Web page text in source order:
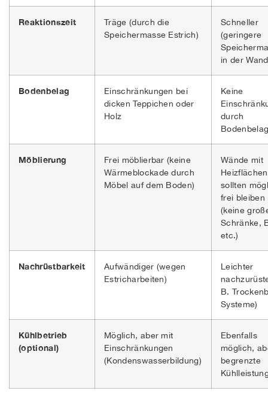
Reaktionszeit
Träge (durch die
Speichermasse Estrich)
Schneller
(geringere
in der
Bodenbelag
Einschränkungen bei
dicken Teppichen oder
Holz
Keine
durch
Möblierung
Frei möblierbar (keine
Wärmeblockade durch
Möbel auf dem Boden)
Wände mit
Heizflächen
sollten
frei bleiben
(keine
Schränke,
etc.)
Nachrüstbarkeit
Aufwändiger (wegen
Estricharbeiten)
Leichter
B.
Systeme)
Kühlbetrieb
(optional)
Möglich, aber mit
Einschränkungen
(Kondenswasserbildung)
Ebenfalls
möglich,
begrenzte